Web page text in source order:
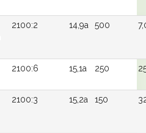
2100:2 14,9a 500
2100:6 15,1a 250
2100:3 15,2a 150